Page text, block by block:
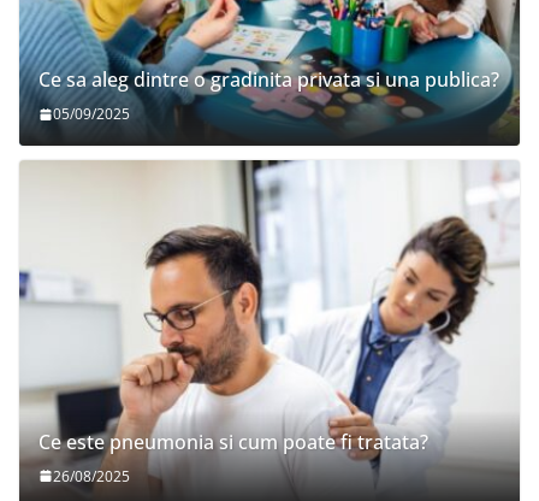
Ce sa aleg dintre o gradinita privata si una publica?
05/09/2025
Ce este pneumonia si cum poate fi tratata?
26/08/2025